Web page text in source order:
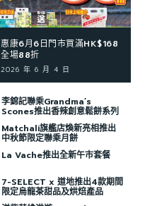
惠康6月6日門市買滿HK$168
全場88折
2026 年 6 月 4 日
李錦記聯乘Grandma’s
Scones推出香辣創意鬆餅系列
Matchali旗艦店煥新亮相推出
中秋節限定聯乘月餅
La Vache推出全新午市套餐
7-SELECT x 道地推出4款期間
限定烏龍茶甜品及烘焙產品